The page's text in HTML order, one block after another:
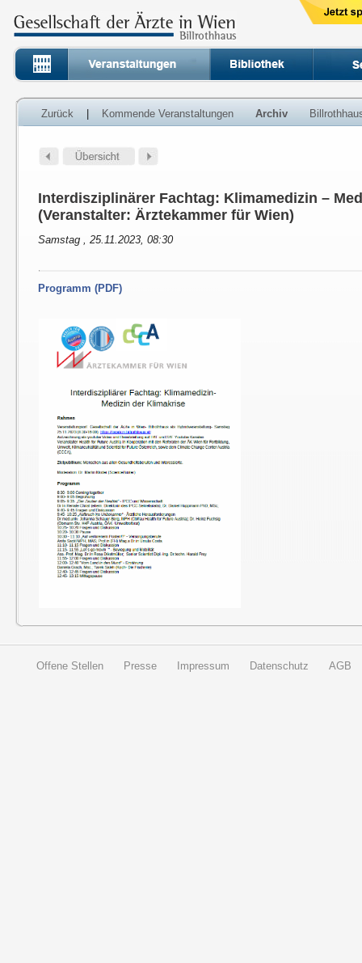
Zurück Kommende Veranstaltungen Archiv
Interdisziplinärer Fachtag: Klimamedizin –
(Veranstalter: Ärztekammer für Wien)
Samstag , 25.11.2023, 08:30
Programm (PDF)
Offene Stellen Presse Impressum Datenschutz AGB